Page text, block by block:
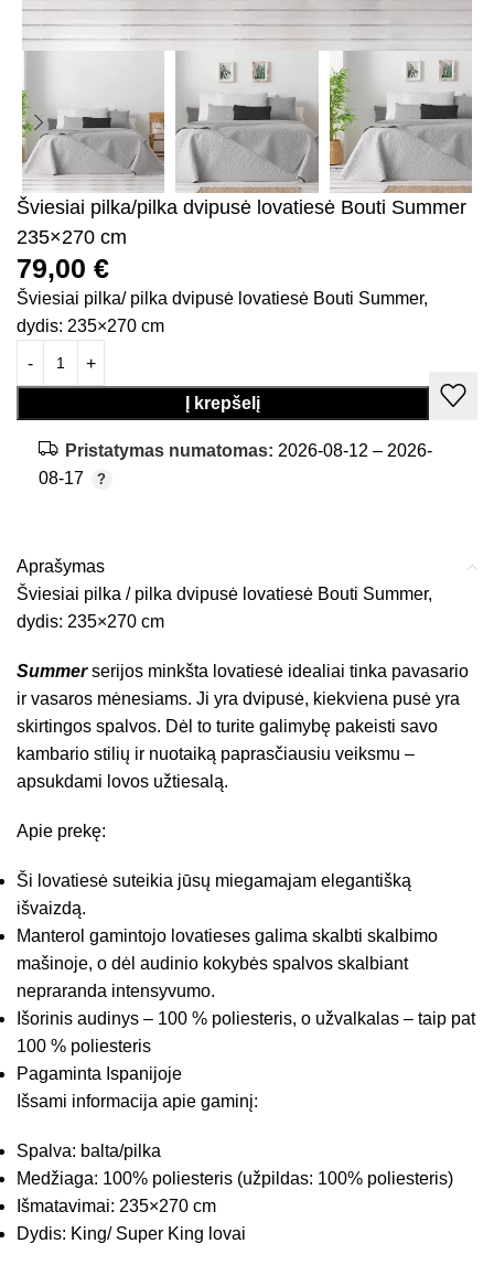
Šviesiai pilka/pilka dvipusė lovatiesė Bouti Summer
235×270 cm
79,00 €
Šviesiai pilka/ pilka dvipusė lovatiesė Bouti Summer,
dydis: 235×270 cm
Į krepšelį
Pristatymas numatomas: 2026-08-12 – 2026-
08-17
Aprašymas
Šviesiai pilka / pilka dvipusė lovatiesė Bouti Summer,
dydis: 235×270 cm
Summerserijos minkšta lovatiesė idealiai tinka pavasario
ir vasaros mėnesiams. Ji yra dvipusė, kiekviena pusė yra
skirtingos spalvos. Dėl to turite galimybę pakeisti savo
kambario stilių ir nuotaiką paprasčiausiu veiksmu –
apsukdami lovos užtiesalą.
Apie prekę:
Ši lovatiesė suteikia jūsų miegamajam elegantišką
išvaizdą.
Manterol gamintojo lovatieses galima skalbti skalbimo
mašinoje, o dėl audinio kokybės spalvos skalbiant
nepraranda intensyvumo.
Išorinis audinys – 100 % poliesteris, o užvalkalas – taip pat
100 % poliesteris
Pagaminta Ispanijoje
Išsami informacija apie gaminį:
Spalva: balta/pilka
Medžiaga: 100% poliesteris (užpildas: 100% poliesteris)
Išmatavimai: 235×270 cm
Dydis: King/ Super King lovai